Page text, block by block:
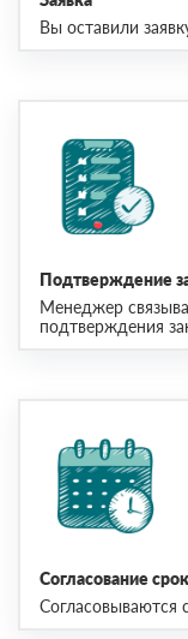
Вы оставили
Подтверждение
Менеджер
подтверждения
Согласование
Согласовываются